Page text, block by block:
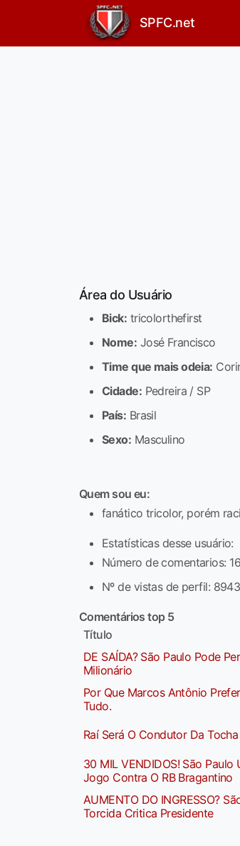
SPFC.net
Área do Usuário
Bick: tricolorthefirst
Nome: José Francisco
Time que mais odeia:
Cidade: Pedreira / SP
País: Brasil
Sexo: Masculino
Quem sou eu:
fanático tricolor, porém
Estatísticas desse usuário:
Número de comentarios:
Nº de vistas de perfil: 8943
Comentários top 5
Título
DE SAÍDA? São Paulo Pode
Milionário
Por Que Marcos Antônio
Tudo.
Raí Será O Condutor Da
30 MIL VENDIDOS! São
Jogo Contra O RB Bragantino
AUMENTO DO INGRESSO?
Torcida Critica Presidente